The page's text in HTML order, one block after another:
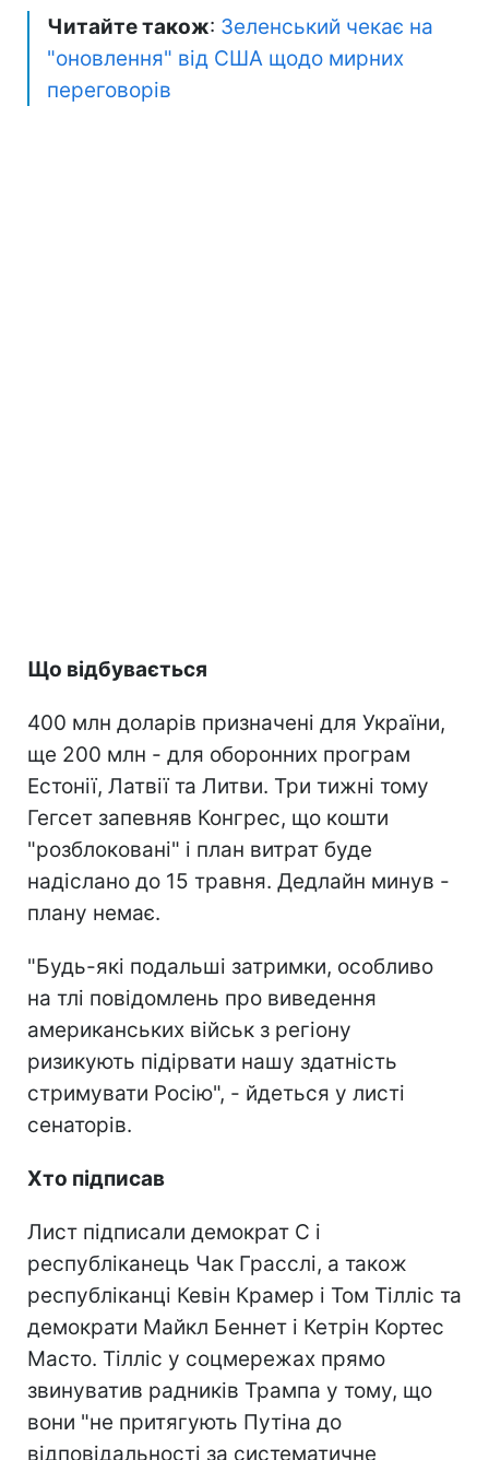
Читайте також: Зеленський чекає на
"оновлення" від США щодо мирних
переговорів
Що відбувається
400 млн доларів призначені для України,
ще 200 млн - для оборонних програм
Естонії, Латвії та Литви. Три тижні тому
Гегсет запевняв Конгрес, що кошти
"розблоковані" і план витрат буде
надіслано до 15 травня. Дедлайн минув -
плану немає.
"Будь-які подальші затримки, особливо
на тлі повідомлень про виведення
американських військ з регіону
ризикують підірвати нашу здатність
стримувати Росію", - йдеться у листі
сенаторів.
Хто підписав
Лист підписали демократ С і
республіканець Чак Грасслі, а також
республіканці Кевін Крамер і Том Тілліс та
демократи Майкл Беннет і Кетрін Кортес
Масто. Тілліс у соцмережах прямо
звинуватив радників Трампа у тому, що
вони "не притягують Путіна до
відповідальності за систематичне